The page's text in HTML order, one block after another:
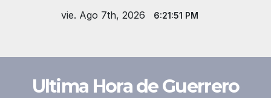
vie. Ago 7th, 2026 6:21:52 PM
Ultima Hora de Guerrero